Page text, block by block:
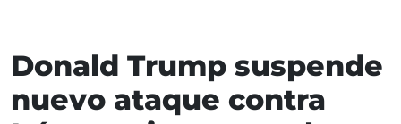
Donald Trump suspende
nuevo ataque contra